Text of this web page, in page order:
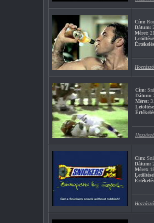
Cím:
Dátum:
Méret:
Cím:
Dátum:
Méret:
Cím:
Dátum:
Méret: